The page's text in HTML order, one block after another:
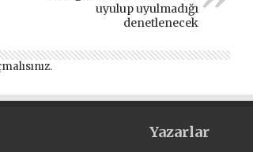
uyulup uyulmadığı
denetlenecek
.
Yazarlar